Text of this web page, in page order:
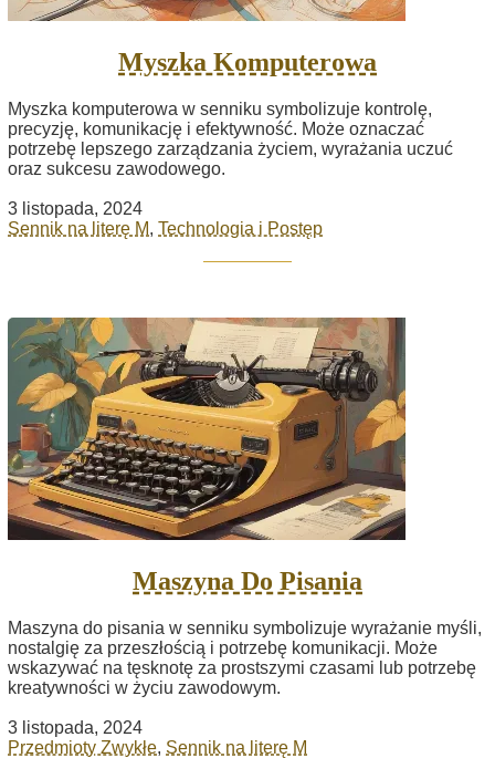
Myszka Komputerowa
Myszka komputerowa w senniku symbolizuje kontrolę,
precyzję, komunikację i efektywność. Może oznaczać
potrzebę lepszego zarządzania życiem, wyrażania uczuć
oraz sukcesu zawodowego.
3 listopada, 2024
Sennik na literę M, Technologia i Postęp
Maszyna Do Pisania
Maszyna do pisania w senniku symbolizuje wyrażanie myśli,
nostalgię za przeszłością i potrzebę komunikacji. Może
wskazywać na tęsknotę za prostszymi czasami lub potrzebę
kreatywności w życiu zawodowym.
3 listopada, 2024
Przedmioty Zwykłe, Sennik na literę M